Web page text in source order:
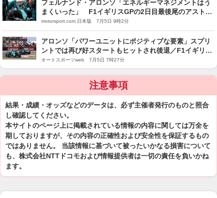
フェルナンド・アロンソ「エネルギーマネジメントはう
まくいった」 F1イギリスGPの2日目最後尾のアストン
マーティン・ホンダのポジティブな要素
motorsport.com 日本版 7月5日 9時2分
アロンソ「パワーユニットにポジティブな要素」スプリ
ントでは再び好スタートもヒットされ後退／F1イギリス
GP土曜
オートスポーツweb 7月5日 7時27分
注意事項
結果・成績・オッズなどのデータは、必ず主催者発行のものと照合
し確認してください。
本サイトのページ上に掲載されている情報の内容に関しては万全を
期しておりますが、その内容の正確性および安全性を保証するもの
ではありません。 当該情報に基づいて被ったいかなる損害について
も、株式会社NTTドコモおよび情報提供者は一切の責任を負いかね
ます。